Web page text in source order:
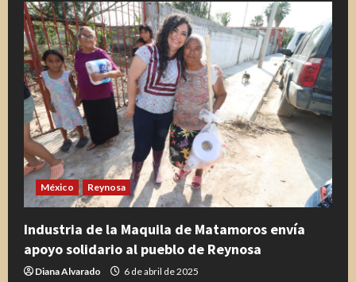
Senadora
Olga
Sosa
y
el
alcalde
Beto
Granados
se
suman
a
la
clase
Nacional
de
Boxeo
de
Claudia
Sheinbaum
México Reynosa
Industria de la Maquila de Matamoros envía
apoyo solidario al pueblo de Reynosa
Diana Alvarado 6 de abril de 2025